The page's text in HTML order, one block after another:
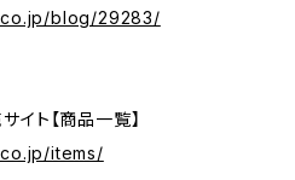
blog/29283/
イト【商品一覧】
items/